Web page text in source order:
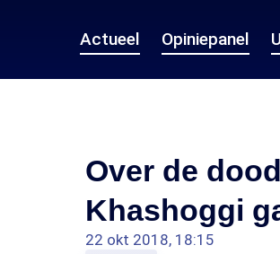
Actueel Opiniepanel
Over de
Khashoggi
22 okt 2018, 18:15